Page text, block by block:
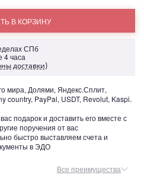
В КОРЗИНУ
СПб
4 часа
доставки)
мира, Долями, Яндекс.Сплит,
country, PayPal, USDT, Revolut, Kaspi.
подарок и доставить его вместе с
поручения от вас
быстро выставляем счета и
в ЭДО
Все преимущества